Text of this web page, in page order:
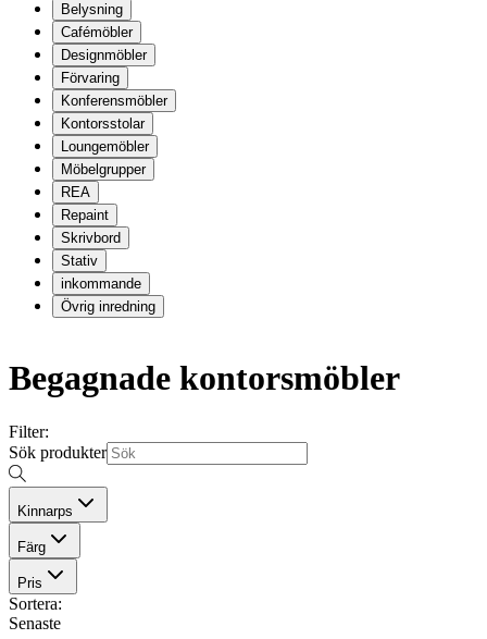
Belysning
Cafémöbler
Designmöbler
Förvaring
Konferensmöbler
Kontorsstolar
Loungemöbler
Möbelgrupper
REA
Repaint
Skrivbord
Stativ
inkommande
Övrig inredning
Begagnade kontorsmöbler
Filter:
Sök produkter
Kinnarps
Färg
Pris
Sortera:
Senaste